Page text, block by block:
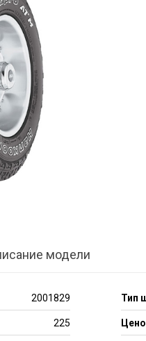
модели
2001829
225
Тип